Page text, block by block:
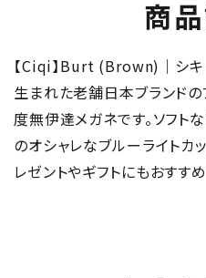
商
【Ciqi】Burt (Brown)｜シキ
生まれた老舗日本ブランドの
度無伊達メガネです。ソフト
のオシャレなブルーライトカ
レゼントやギフトにもおすすめ